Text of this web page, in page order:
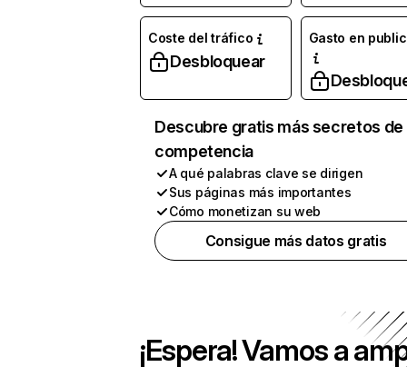
Coste del tráfico
Desbloquear
Gasto en
Descubre gratis más secretos de
competencia
A qué palabras clave se dirigen
Sus páginas más importantes
Cómo monetizan su web
Consigue más datos gratis
¡Espera! Vamos a